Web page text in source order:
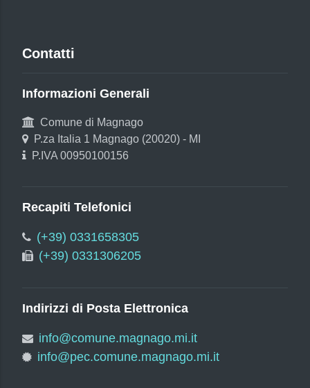
Contatti
Informazioni Generali
Comune di Magnago
P.za Italia 1 Magnago (20020) - MI
P.IVA 00950100156
Recapiti Telefonici
(+39) 0331658305
(+39) 0331306205
Indirizzi di Posta Elettronica
info@comune.magnago.mi.it
info@pec.comune.magnago.mi.it